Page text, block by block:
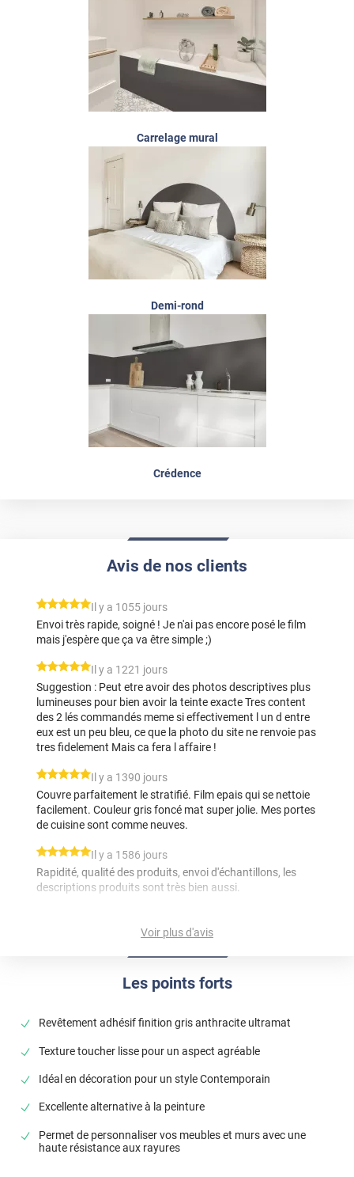
Carrelage mural
Demi-rond
Crédence
Les points forts
Revêtement adhésif finition gris anthracite ultramat
Texture toucher lisse pour un aspect agréable
Idéal en décoration pour un style Contemporain
Excellente alternative à la peinture
Permet de personnaliser vos meubles et murs avec une
haute résistance aux rayures
Avis de nos clients
*****
Il y a 1055 jours
Envoi très rapide, soigné ! Je n'ai pas encore posé le film
mais j'espère que ça va être simple ;)
*****
Il y a 1221 jours
Suggestion : Peut etre avoir des photos descriptives plus
lumineuses pour bien avoir la teinte exacte Tres content
des 2 lés commandés meme si effectivement l un d entre
eux est un peu bleu, ce que la photo du site ne renvoie pas
tres fidelement Mais ca fera l affaire !
*****
Il y a 1390 jours
Couvre parfaitement le stratifié. Film epais qui se nettoie
facilement. Couleur gris foncé mat super jolie. Mes portes
de cuisine sont comme neuves.
*****
Il y a 1586 jours
Rapidité, qualité des produits, envoi d'échantillons, les
descriptions produits sont très bien aussi.
De belle qualité, mais pas evident a poser sur des meubles
Commentaire Luminis Films -11/02/2024
pose de vos revêtements, n'hésitez pas à consulter
internet ou à contacter notre service commercial pour
l'Equipe Luminis Films
Voir plus d'avis